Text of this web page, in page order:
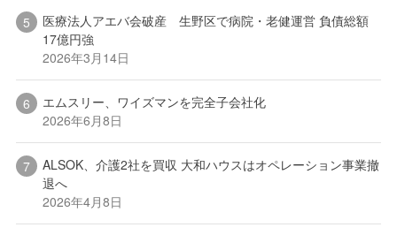
医療法人アエバ会破産 生野区で病院・老健運営 負債総額
17億円強
2026年3月14日
エムスリー、ワイズマンを完全子会社化
2026年6月8日
ALSOK、介護2社を買収 大和ハウスはオペレーション事業撤
退へ
2026年4月8日